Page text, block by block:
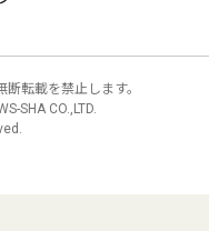
転載を禁止します。
SHA CO.,LTD.